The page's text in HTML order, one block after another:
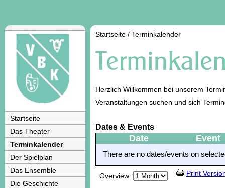
Startseite
Das Theater
Terminkalender
Der Spielplan
Das Ensemble
Die Geschichte
Startseite / Terminkalender
Herzlich Willkommen bei unserem
Veranstaltungen suchen und sich
Dates & Events
Date Event
There are no dates/events on
Overview: Print